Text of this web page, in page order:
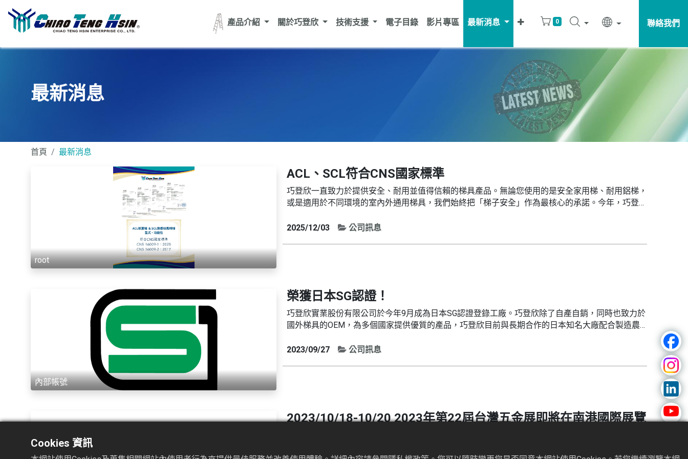
產品介紹 關於巧登欣 技術支援 電子目錄 影片專區 最新消息 0 聯絡我們
最新消息
首頁 最新消息
root
ACL、SCL符合CNS國家標準
巧登欣一直致力於提供安全、耐用並值得信賴的梯具產品。無論您使用的是安全家用梯、耐用鋁梯，
或是適用於不同環境的室內外通用梯具，我們始終把「梯子安全」作為最核心的承諾。今年，巧登欣
經檢測後符合國家標準CNS16009-1：2025、CNS16009-2：2017的規範 。本次送測的 ACL帆蓋梯
2025/12/03 公司訊息
內部帳號
榮獲日本SG認證！
巧登欣實業股份有限公司於今年9月成為日本SG認證登錄工廠。巧登欣除了自產自銷，同時也致力於
國外梯具的OEM，為多個國家提供優質的產品，巧登欣目前與長期合作的日本知名大廠配合製造農
嚴密的文書審核及工廠實地審查後，順利取得認證。 日本SG作為消費者在日本市場識別安全產品的
2023/09/27 公司訊息
2023/10/18-10/20 2023年第22屆台灣五金展即將在南港國際展覽
Cookies 資訊